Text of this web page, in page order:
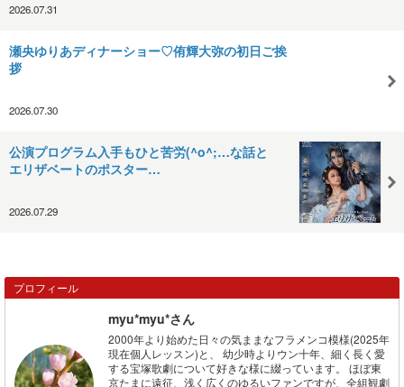
2026.07.31
瀬央ゆりあディナーショー♡侑輝大弥の初日ご挨
拶
2026.07.30
公演プログラム入手もひと苦労(^o^;…な話と
エリザベートのポスター…
2026.07.29
プロフィール
myu*myu*さん
2000年より始めた日々の気ままなフラメンコ模様(2025年
現在個人レッスン)と、 幼少時よりウン十年、細く長く愛
する宝塚歌劇について好きな様に綴っています。 ほぼ東
京たまに遠征、浅く広くのゆるいファンですが、全組観劇